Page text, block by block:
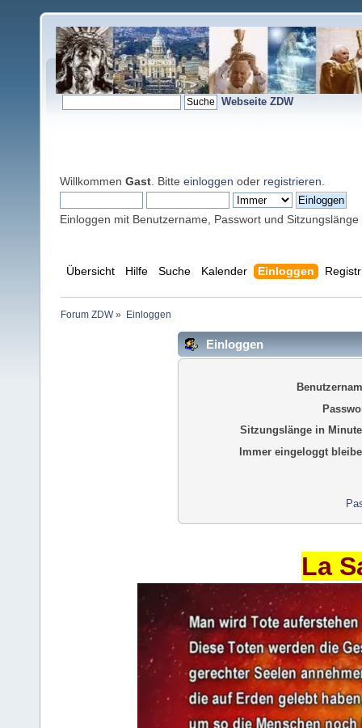
Webseite ZDW
Willkommen Gast . Bitte einloggen oder registrieren
Einloggen mit Benutzername, Passwort und Sitzungslänge
Übersicht Hilfe Suche Kalender Einloggen
Forum ZDW» Einloggen
Einloggen
Sitzungslänge in
Immer eingeloggt
La